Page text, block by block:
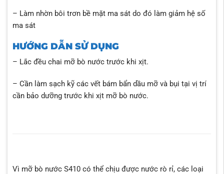
– Làm nhờn bôi trơn bề mặt ma sát do đó làm giảm hệ số
ma sát
HƯỚNG DẪN SỬ DỤNG
– Lắc đều chai mỡ bò nước trước khi xịt.
– Cần làm sạch kỹ các vết bám bẩn dầu mỡ và bụi tại vị trí
cần bảo dưỡng trước khi xịt mỡ bò nước.
Vì mỡ bò nước S410 có thể chịu được nước rò rỉ, các loại